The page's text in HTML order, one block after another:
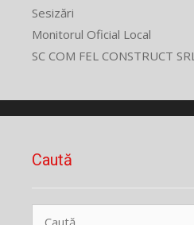
Sesizări
Monitorul Oficial Local
SC COM FEL CONSTRUCT SRL
Caută